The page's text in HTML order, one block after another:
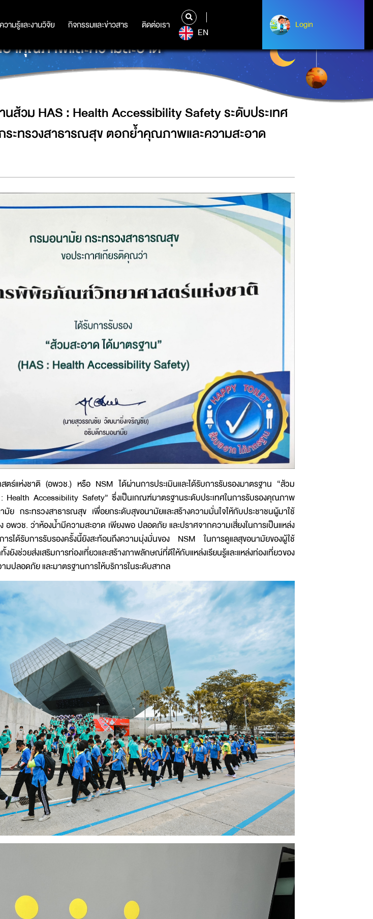
วามรู้และงานวิจัย กิจกรรมและข่าวสาร ติดต่อเรา
วามรู้และงานวิจัย กิจกรรมและข่าวสาร ติดต่อเรา
EN
Login
Login
SAFETY ระดับประเทศ จาก กรมอนามัย กระทรวง
ำคุณภาพและความสะอาด
ส้วม HAS : Health Accessibility Safety ระดับประเทศ
ะทรวงสาธารณสุข ตอกย้ำคุณภาพและความสะอาด
ร์แห่งชาติ (อพวช.) หรือ NSM ได้ผ่านการประเมินและได้รับการรับรองมาตรฐาน “ส้วม
Health Accessibility Safety” ซึ่งเป็นเกณฑ์มาตรฐานระดับประเทศในการรับรองคุณภาพ
ย กระทรวงสาธารณสุข เพื่อยกระดับสุขอนามัยและสร้างความมั่นใจให้กับประชาชนผู้มาใช้
พวช. ว่าห้องน้ำมีความสะอาด เพียงพอ ปลอดภัย และปราศจากความเสี่ยงในการเป็นแหล่ง
รได้รับการรับรองครั้งนี้ยังสะท้อนถึงความมุ่งมั่นของ NSM ในการดูแลสุขอนามัยของผู้ใช้
ช่วยส่งเสริมการท่องเที่ยวและสร้างภาพลักษณ์ที่ดีให้กับแหล่งเรียนรู้และแหล่งท่องเที่ยวของ
ปลอดภัย และมาตรฐานการให้บริการในระดับสากล